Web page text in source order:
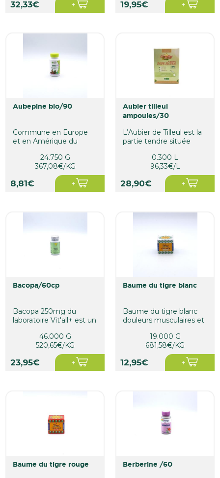
32,33€ 19,95€
aubepine bio/90
Commune en Europe
et en Amérique du
Crataegus...24.750 G
367,08€/KG
8,81€
aubier tilleul
ampoules/30
L’Aubier de Tilleul est la
partie tendre située
0.300 L
96,33€/L
28,90€
bacopa/60cp
Bacopa 250mg du
laboratoire Vit'all+ est un
alimentaire qui...
46.000 G
520,65€/KG
23,95€
baume du tigre blanc
Baume du tigre blanc
douleurs musculaires et
d'insectes.19.000 G
681,58€/KG
12,95€
baume du tigre rouge berberine /60